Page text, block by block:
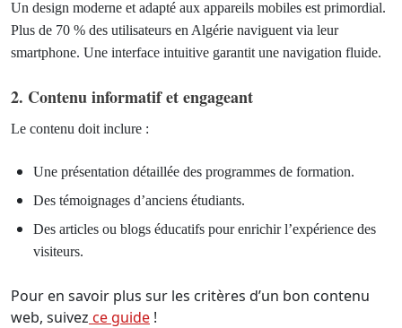
Un design moderne et adapté aux appareils mobiles est primordial.
Plus de 70 % des utilisateurs en Algérie naviguent via leur
smartphone. Une interface intuitive garantit une navigation fluide.
2. Contenu informatif et engageant
Le contenu doit inclure :
Une présentation détaillée des programmes de formation.
Des témoignages d’anciens étudiants.
Des articles ou blogs éducatifs pour enrichir l’expérience des
visiteurs.
Pour en savoir plus sur les critères d’un bon contenu
web, suivez ce guide !